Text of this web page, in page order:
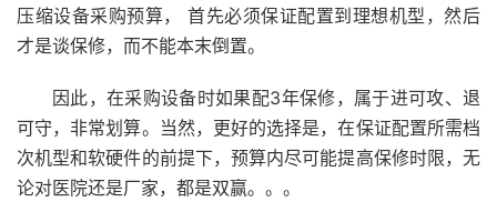
压缩设备采购预算， 首先必须保证配置到理想机型，然后
才是谈保修，而不能本末倒置。
因此，在采购设备时如果配3年保修，属于进可攻、退
可守，非常划算。当然，更好的选择是，在保证配置所需档
次机型和软硬件的前提下，预算内尽可能提高保修时限，无
论对医院还是厂家，都是双赢。。。